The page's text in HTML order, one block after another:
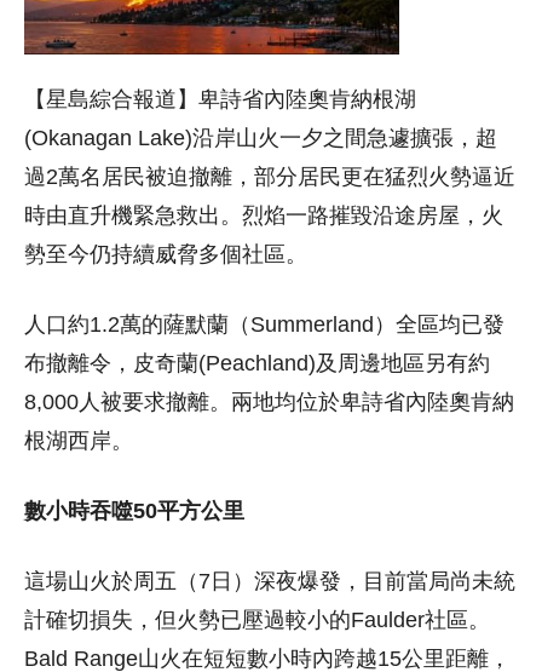
【星島綜合報道】卑詩省內陸奧肯納根湖
(Okanagan Lake)沿岸山火一夕之間急遽擴張，超
過2萬名居民被迫撤離，部分居民更在猛烈火勢逼近
時由直升機緊急救出。烈焰一路摧毀沿途房屋，火
勢至今仍持續威脅多個社區。
人口約1.2萬的薩默蘭（Summerland）全區均已發
布撤離令，皮奇蘭(Peachland)及周邊地區另有約
8,000人被要求撤離。兩地均位於卑詩省內陸奧肯納
根湖西岸。
數小時吞噬50平方公里
這場山火於周五（7日）深夜爆發，目前當局尚未統
計確切損失，但火勢已壓過較小的Faulder社區。
Bald Range山火在短短數小時內跨越15公里距離，